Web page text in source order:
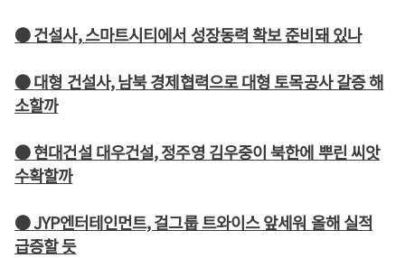
● 건설사, 스마트시티에서 성장동력 확보 준비돼 있나
● 대형 건설사, 남북 경제협력으로 대형 토목공사 갈증 해
소할까
● 현대건설 대우건설, 정주영 김우중이 북한에 뿌린 씨앗
수확할까
● JYP엔터테인먼트, 걸그룹 트와이스 앞세워 올해 실적
급증할 듯